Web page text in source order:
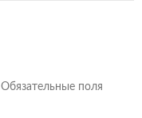
Обязательные поля